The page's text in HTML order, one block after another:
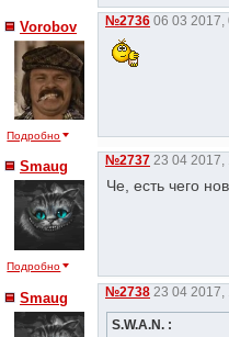
Vorobov
Подробно
№2736 06 03 2017,
Smaug
Подробно
№2737 23 04 2017,
Че, есть чего
Smaug №2738 23 04 2017,
S.W.A.N. :